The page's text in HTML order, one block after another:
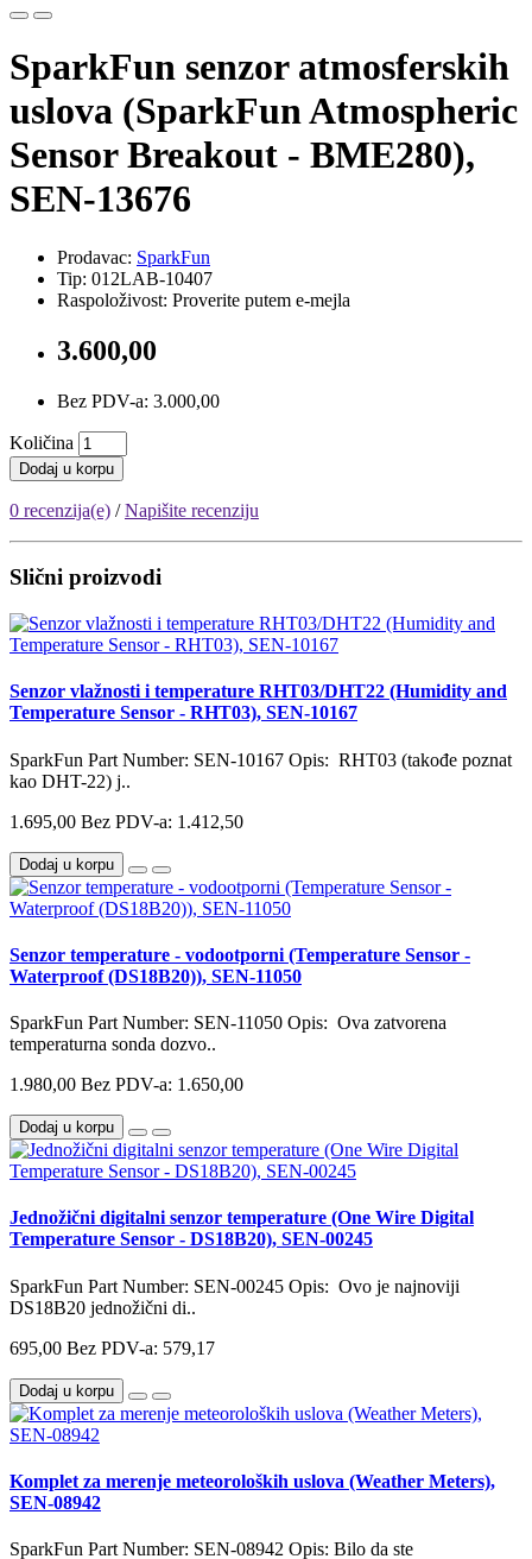
SparkFun senzor atmosferskih
uslova (SparkFun Atmospheric
Sensor Breakout - BME280),
SEN-13676
Prodavac: SparkFun
Tip: 012LAB-10407
Raspoloživost: Proverite putem e-mejla
3.600,00
Bez PDV-a: 3.000,00
Količina
Dodaj u korpu
0 recenzija(e) /Napišite recenziju
Slični proizvodi
Senzor vlažnosti i temperature RHT03/DHT22 (Humidity and
Temperature Sensor - RHT03), SEN-10167
SparkFun Part Number: SEN-10167 Opis: RHT03 (takođe poznat
kao DHT-22) j..
1.695,00 Bez PDV-a: 1.412,50
Dodaj u korpu
Senzor temperature - vodootporni (Temperature Sensor -
Waterproof (DS18B20)), SEN-11050
SparkFun Part Number: SEN-11050 Opis: Ova zatvorena
temperaturna sonda dozvo..
1.980,00 Bez PDV-a: 1.650,00
Dodaj u korpu
Jednožični digitalni senzor temperature (One Wire Digital
Temperature Sensor - DS18B20), SEN-00245
SparkFun Part Number: SEN-00245 Opis: Ovo je najnoviji
DS18B20 jednožični di..
695,00 Bez PDV-a: 579,17
Dodaj u korpu
Komplet za merenje meteoroloških uslova (Weather Meters),
SEN-08942
SparkFun Part Number: SEN-08942 Opis: Bilo da ste